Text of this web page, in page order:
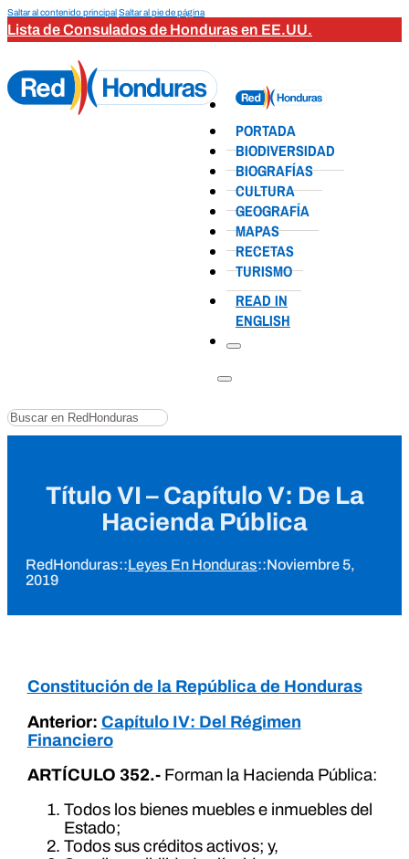
Saltar al contenido principalSaltar al pie de página
Lista de Consulados de Honduras en EE.UU.
PORTADA
BIODIVERSIDAD
BIOGRAFÍAS
CULTURA
GEOGRAFÍA
MAPAS
RECETAS
TURISMO
READ IN
ENGLISH
Buscar
Título VI – Capítulo V: De La
Hacienda Pública
RedHonduras::Leyes En Honduras::Noviembre 5,
2019
Constitución de la República de Honduras
Anterior: Capítulo IV: Del Régimen
Financiero
ARTÍCULO 352.-Forman la Hacienda Pública:
Todos los bienes muebles e inmuebles del
Estado;
Todos sus créditos activos; y,